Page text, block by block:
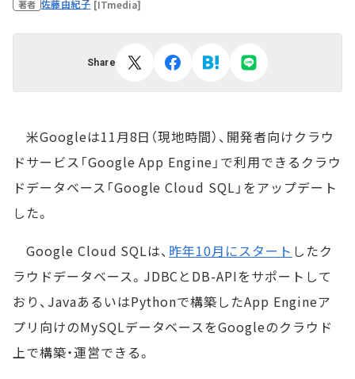
著者 佐藤由紀子 [ITmedia]
Share
米Googleは11月8日（現地時間）、開発者向けクラウ
ドサービス「Google App Engine」で利用できるクラウ
ドデータベース「Google Cloud SQL」をアップデート
した。
Google Cloud SQLは、 昨年10月にスタート したク
ラウドデータベース。JDBCとDB-APIをサポートして
おり、JavaあるいはPythonで構築したApp Engineア
プリ向けのMySQLデータベースをGoogleのクラウド
上で構築・運営できる。